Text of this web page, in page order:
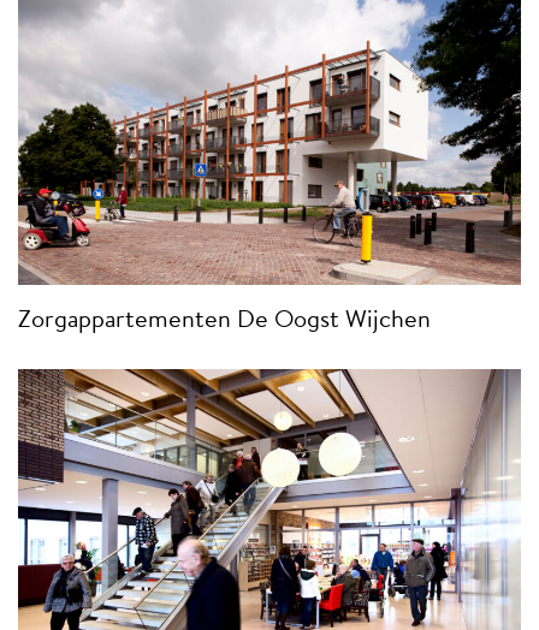
Zorgappartementen De Oogst Wijchen